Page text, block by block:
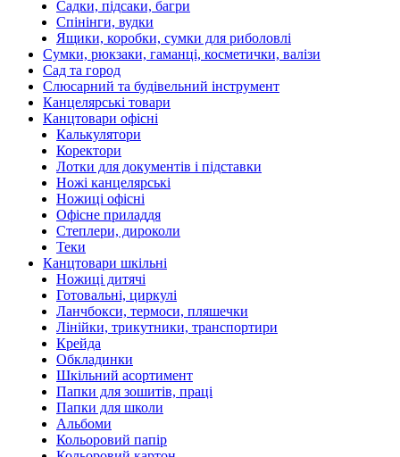
Садки, підсаки, багри
Спінінги, вудки
Ящики, коробки, сумки для риболовлі
Сумки, рюкзаки, гаманці, косметички, валізи
Сад та город
Слюсарний та будівельний інструмент
Канцелярські товари
Канцтовари офісні
Калькулятори
Коректори
Лотки для документів і підставки
Ножі канцелярські
Ножиці офісні
Офісне приладдя
Степлери, дироколи
Теки
Канцтовари шкільні
Ножиці дитячі
Готовальні, циркулі
Ланчбокси, термоси, пляшечки
Лінійки, трикутники, транспортири
Крейда
Обкладинки
Шкільний асортимент
Папки для зошитів, праці
Папки для школи
Альбоми
Кольоровий папір